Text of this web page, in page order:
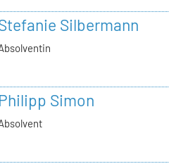
Silbermann
Philipp Simon